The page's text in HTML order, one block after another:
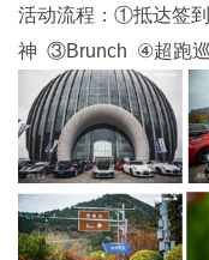
活动流程：①抵达签
神 ③Brunch ④超跑